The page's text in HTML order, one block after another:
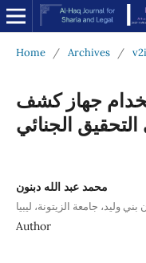
Home / Archives /
جهاز كشف
الجنائي
محمد عبد الله دبنون
بني وليد، جامعة الزيتونة، ليبيا
Author